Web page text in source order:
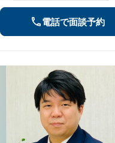
電話で面談予約